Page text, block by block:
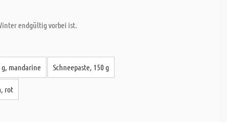
endgültig vorbei ist.
g, mandarine Schneepaste, 150 g
rot